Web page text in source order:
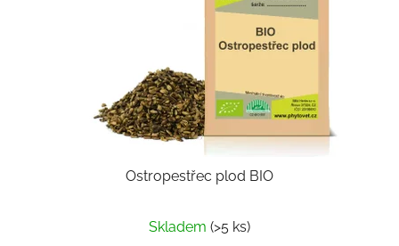
Ostropestřec plod BIO
Skladem (>5 ks)